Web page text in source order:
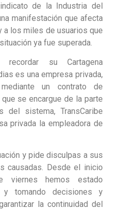
de la Industria del
manifestación que afecta
a los miles de usuarios que
ya fue superada.
su Cartagena
es una empresa privada,
un contrato de
se encargue de la parte
del sistema, TransCaribe
privada la empleadora de
y pide disculpas a sus
causadas. Desde el inicio
hemos estado
y tomando decisiones y
la continuidad del